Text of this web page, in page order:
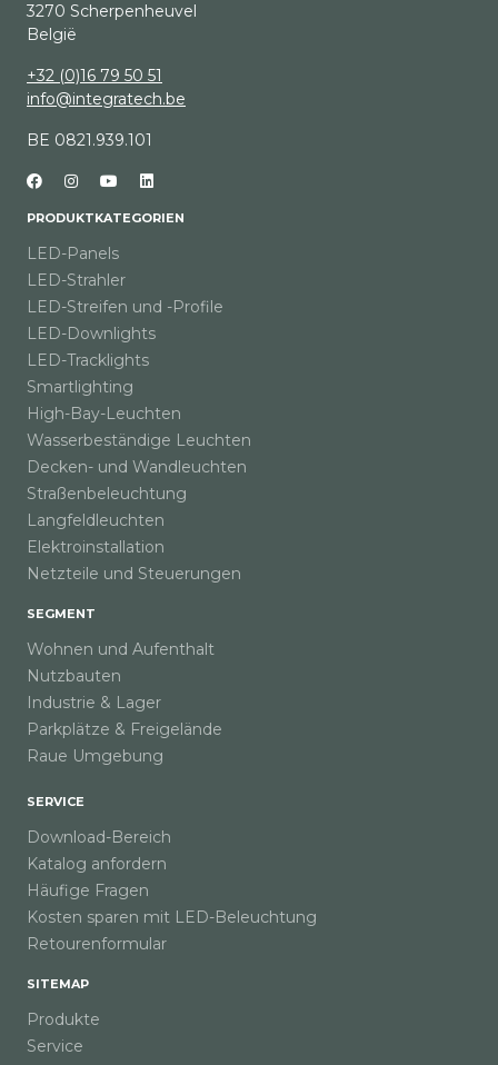
3270 Scherpenheuvel
België
+32 (0)16 79 50 51
info@integratech.be
BE 0821.939.101
PRODUKTKATEGORIEN
LED-Panels
LED-Strahler
LED-Streifen und -Profile
LED-Downlights
LED-Tracklights
Smartlighting
High-Bay-Leuchten
Wasserbeständige Leuchten
Decken- und Wandleuchten
Straßenbeleuchtung
Langfeldleuchten
Elektroinstallation
Netzteile und Steuerungen
SEGMENT
Wohnen und Aufenthalt
Nutzbauten
Industrie & Lager
Parkplätze & Freigelände
Raue Umgebung
SERVICE
Download-Bereich
Katalog anfordern
Häufige Fragen
Kosten sparen mit LED-Beleuchtung
Retourenformular
SITEMAP
Produkte
Service